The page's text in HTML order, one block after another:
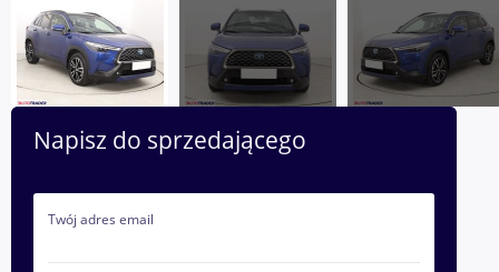
Napisz do sprzedającego
Twój adres email